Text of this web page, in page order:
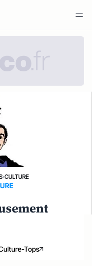
›CULTURE
Tops